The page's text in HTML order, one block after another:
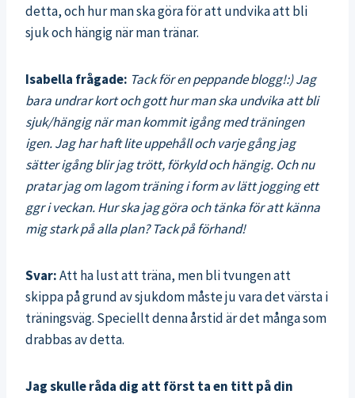
detta, och hur man ska göra för att undvika att bli
sjuk och hängig när man tränar.
Isabella frågade: Tack för en peppande blogg!:) Jag
bara undrar kort och gott hur man ska undvika att bli
sjuk/hängig när man kommit igång med träningen
igen. Jag har haft lite uppehåll och varje gång jag
sätter igång blir jag trött, förkyld och hängig. Och nu
pratar jag om lagom träning i form av lätt jogging ett
ggr i veckan. Hur ska jag göra och tänka för att känna
mig stark på alla plan? Tack på förhand!
Svar:Att ha lust att träna, men bli tvungen att
skippa på grund av sjukdom måste ju vara det värsta i
träningsväg. Speciellt denna årstid är det många som
drabbas av detta.
Jag skulle råda dig att först ta en titt på din